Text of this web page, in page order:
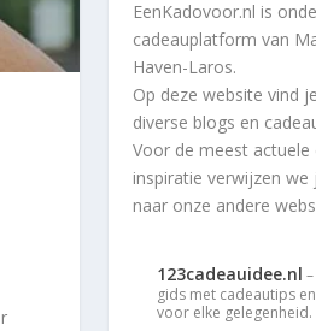
EenKadovoor.nl is
cadeauplatform van
Haven-Laros.
Op deze website vind
diverse blogs en
Voor de meest actuele
inspiratie verwijzen
naar onze andere
123cadeauidee.nl
gids met cadeautips
voor elke gelegenheid.